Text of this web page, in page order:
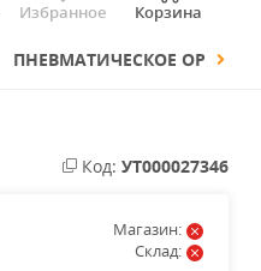
Избранное Корзина
ПНЕВМАТИЧЕСКОЕ ОРУЖИЕ
Код: УТ000027346
Магазин:
Склад: